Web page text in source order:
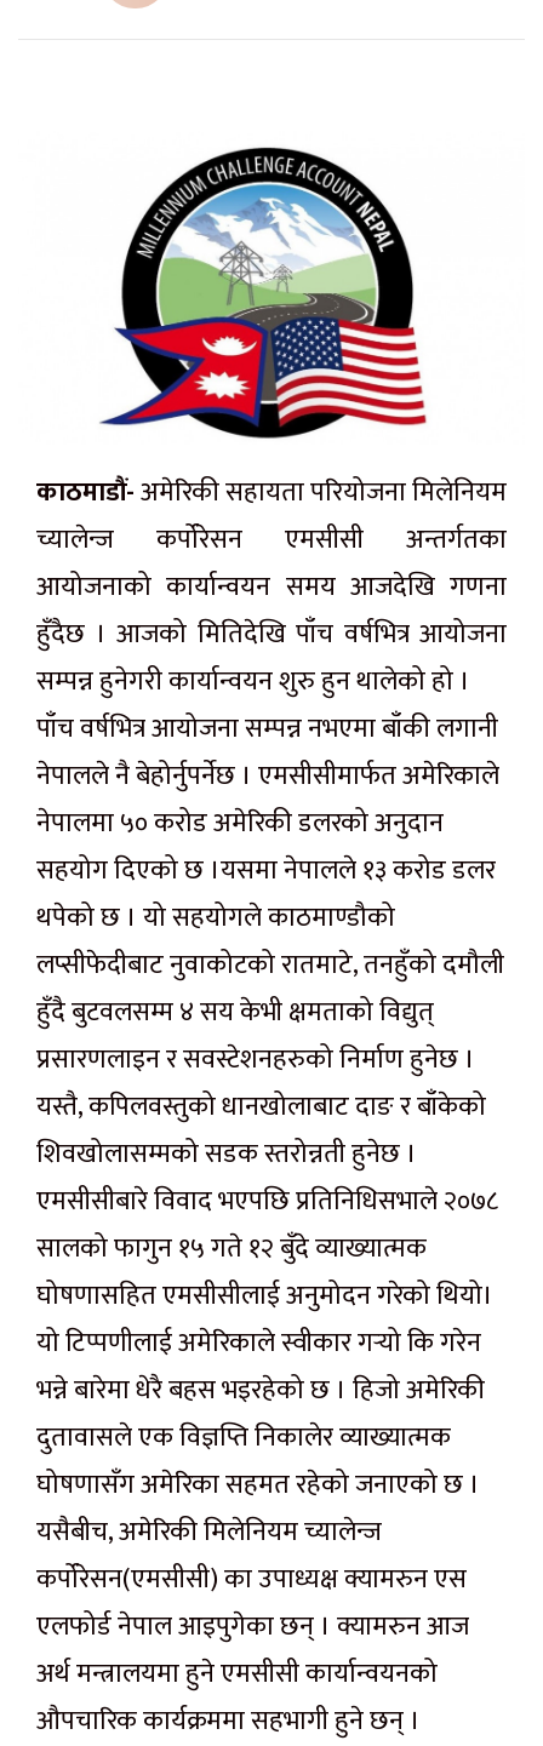
काठमाडौं-अमेरिकी सहायता परियोजना मिलेनियम
च्यालेन्ज कर्पोरेसन एमसीसी अन्तर्गतका
आयोजनाको कार्यान्वयन समय आजदेखि गणना
हुँदैछ । आजको मितिदेखि पाँच वर्षभित्र आयोजना
सम्पन्न हुनेगरी कार्यान्वयन शुरु हुन थालेको हो ।
पाँच वर्षभित्र आयोजना सम्पन्न नभएमा बाँकी लगानी
नेपालले नै बेहोर्नुपर्नेछ । एमसीसीमार्फत अमेरिकाले
नेपालमा ५० करोड अमेरिकी डलरको अनुदान
सहयोग दिएको छ ।यसमा नेपालले १३ करोड डलर
थपेको छ । यो सहयोगले काठमाण्डौको
लप्सीफेदीबाट नुवाकोटको रातमाटे, तनहुँको दमौली
हुँदै बुटवलसम्म ४ सय केभी क्षमताको विद्युत्
प्रसारणलाइन र सवस्टेशनहरुको निर्माण हुनेछ ।
यस्तै, कपिलवस्तुको धानखोलाबाट दाङ र बाँकेको
शिवखोलासम्मको सडक स्तरोन्नती हुनेछ ।
एमसीसीबारे विवाद भएपछि प्रतिनिधिसभाले २०७८
सालको फागुन १५ गते १२ बुँदे व्याख्यात्मक
घोषणासहित एमसीसीलाई अनुमोदन गरेको थियो।
यो टिप्पणीलाई अमेरिकाले स्वीकार गर्‍यो कि गरेन
भन्ने बारेमा धेरै बहस भइरहेको छ । हिजो अमेरिकी
दुतावासले एक विज्ञप्ति निकालेर व्याख्यात्मक
घोषणासँग अमेरिका सहमत रहेको जनाएको छ ।
यसैबीच, अमेरिकी मिलेनियम च्यालेन्ज
कर्पोरेसन(एमसीसी) का उपाध्यक्ष क्यामरुन एस
एलफोर्ड नेपाल आइपुगेका छन् । क्यामरुन आज
अर्थ मन्त्रालयमा हुने एमसीसी कार्यान्वयनको
औपचारिक कार्यक्रममा सहभागी हुने छन् ।